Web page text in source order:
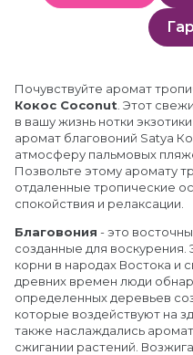
Почувствуйте аромат
Кокос Coconut . Этот
в вашу жизнь нотки
аромат благовоний Satya
атмосферу пальмовых
Позвольте этому аромату
отдаленные тропические
спокойствия и релаксации.
Благовония - это
созданные для
корни в народах Востока и
древних времен люди
определенных деревьев
которые воздействуют на
также наслаждались
сжигании растений.